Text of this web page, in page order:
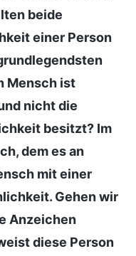
beide
einer Person
Mensch ist
nicht die
besitzt? Im
dem es an
mit einer
Gehen wir
Anzeichen
diese Person